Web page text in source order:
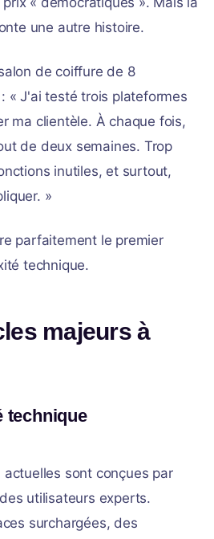
une autre histoire.
de coiffure de 8
« J'ai testé trois plateformes
ma clientèle. À chaque fois,
de deux semaines. Trop
inutiles, et surtout,
»
parfaitement le premier
technique.
majeurs à
technique
sont conçues par
utilisateurs experts.
surchargées, des